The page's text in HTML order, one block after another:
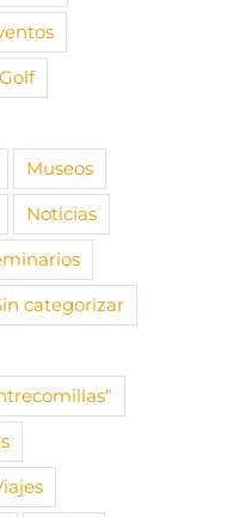
Golf
Museos
Noticias
categorizar